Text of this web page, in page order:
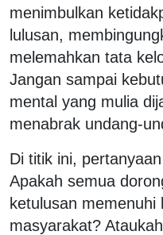
menimbulkan
lulusan,
melemahkan tata
Jangan sampai
mental yang mulia
menabrak undang-
Di titik ini,
Apakah semua
ketulusan
masyarakat?